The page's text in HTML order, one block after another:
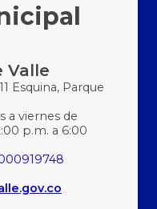
Valle
Esquina, Parque
a viernes de
p.m. a 6:00